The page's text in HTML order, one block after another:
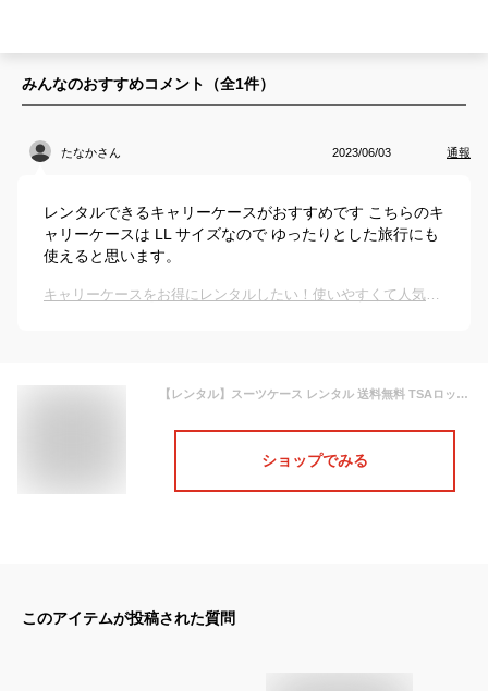
みんなのおすすめコメント（全1件）
たなかさん 2023/06/03 通報
レンタルできるキャリーケースがおすすめです こちらのキ
ャリーケースは LL サイズなので ゆったりとした旅行にも
使えると思います。
キャリーケースをお得にレンタルしたい！使いやすくて人気のおすすめは？
【レンタル】スーツケース レンタル 送料無料 TSAロック≪10日間プラン≫エース プロテカ エキノックスライト オーレ（フレームタイプ） Proteca EQUINOX LIGHT ORE 00742 (10泊以上:LLサイズ:72cm/96L)トランクレンタル・キャリーケースレンタル・旅行かばんレンタル
ショップでみる
このアイテムが投稿された質問